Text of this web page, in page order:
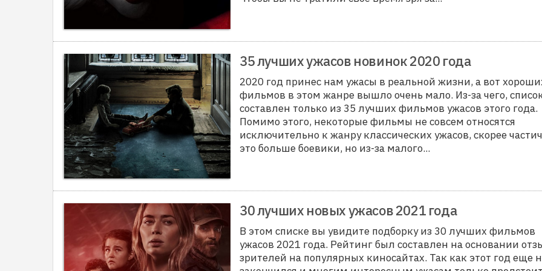
35 лучших ужасов новинок 2020 года
2020 год принес нам ужасы в реальной жизни, а вот
фильмов в этом жанре вышло очень мало. Из-за чего,
составлен только из 35 лучших фильмов ужасов этого года.
Помимо этого, некоторые фильмы не совсем относятся
исключительно к жанру классических ужасов, скорее
это больше боевики, но из-за малого...
30 лучших новых ужасов 2021 года
В этом списке вы увидите подборку из 30 лучших фильмов
ужасов 2021 года. Рейтинг был составлен на основании
зрителей на популярных киносайтах. Так как этот год еще